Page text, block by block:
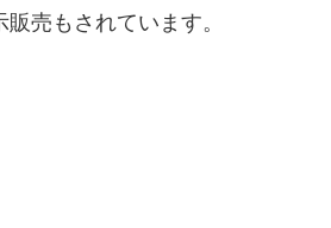
売もされています。